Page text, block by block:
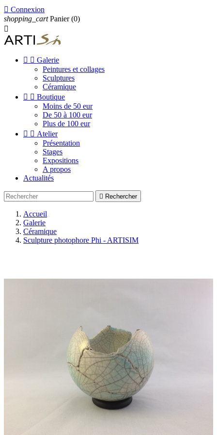
 Connexion
shopping_cart Panier (0)

  Galerie
Peintures et collages
Sculptures
Céramique
  Boutique
Moins de 50 eur
De 50 à 100 eur
Plus de 100 eur
  Atelier
Présentation
Stages
Expositions
A propos
Actualités
 Rechercher
Accueil
Galerie
Céramique
Sculpture photophore Phi - ARTISIM